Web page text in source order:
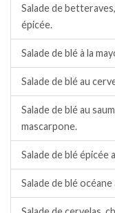
Salade de
épicée.
Salade de blé à la
Salade de blé au
Salade de blé au
mascarpone.
Salade de blé épicée
Salade de blé